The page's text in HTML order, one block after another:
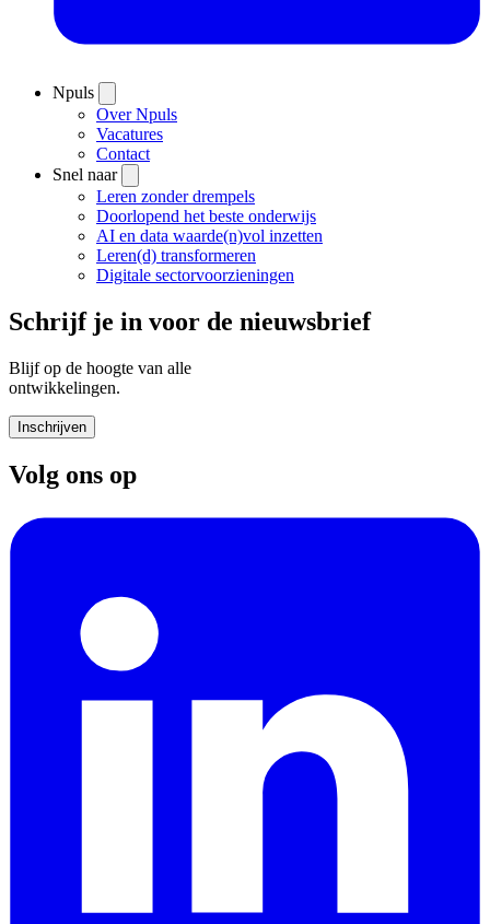
Npuls
Over Npuls
Vacatures
Contact
Snel naar
Leren zonder drempels
Doorlopend het beste onderwijs
AI en data waarde(n)vol inzetten
Leren(d) transformeren
Digitale sectorvoorzieningen
Schrijf je in voor de nieuwsbrief
Blijf op de hoogte van alle
ontwikkelingen.
Inschrijven
Volg ons op